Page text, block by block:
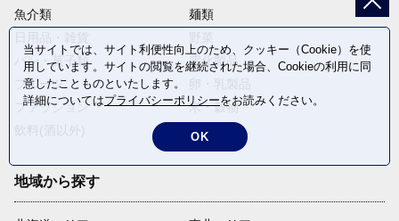
魚介類
麺類
パン・菓子類
電化製品
フルーツ
ファッション
米・穀物
返礼品なし
地域から探す
当サイトでは、サイト利便性向上のため、クッキー（Cookie）を使
用しています。サイトの閲覧を継続された場合、Cookieの利用に同
意したことものといたします。
詳細についてはプライバシーポリシーをお読みください。
OK